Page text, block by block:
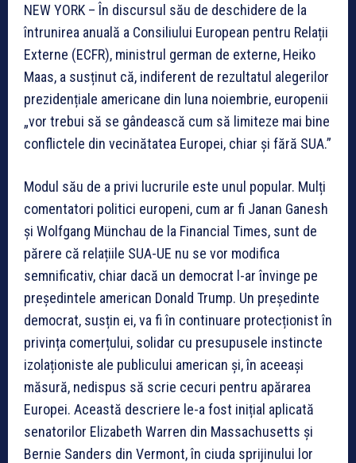
NEW YORK – În discursul său de deschidere de la
întrunirea anuală a Consiliului European pentru Relații
Externe (ECFR), ministrul german de externe, Heiko
Maas, a susținut că, indiferent de rezultatul alegerilor
prezidențiale americane din luna noiembrie, europenii
„vor trebui să se gândească cum să limiteze mai bine
conflictele din vecinătatea Europei, chiar și fără SUA.”
Modul său de a privi lucrurile este unul popular. Mulți
comentatori politici europeni, cum ar fi Janan Ganesh
și Wolfgang Münchau de la Financial Times, sunt de
părere că relațiile SUA-UE nu se vor modifica
semnificativ, chiar dacă un democrat l-ar învinge pe
președintele american Donald Trump. Un președinte
democrat, susțin ei, va fi în continuare protecționist în
privința comerțului, solidar cu presupusele instincte
izolaționiste ale publicului american și, în aceeași
măsură, nedispus să scrie cecuri pentru apărarea
Europei. Această descriere le-a fost inițial aplicată
senatorilor Elizabeth Warren din Massachusetts și
Bernie Sanders din Vermont, în ciuda sprijinului lor